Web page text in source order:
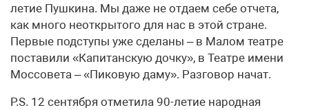
летие Пушкина. Мы даже не отдаем себе отчета,
как много неоткрытого для нас в этой стране.
Первые подступы уже сделаны – в Малом театре
поставили «Капитанскую дочку», в Театре имени
Моссовета – «Пиковую даму». Разговор начат.
P.S. 12 сентября отметила 90-летие народная